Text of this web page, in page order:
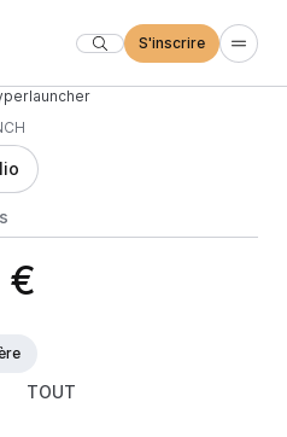
S'inscrire
€
TOUT